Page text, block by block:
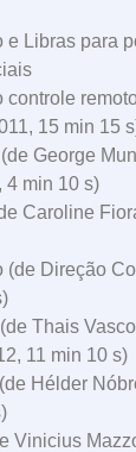
Libras para
controle
15 min 15
George
4 min 10 s)
Caroline
(de Direção
Thais
11 min 10 s)
Hélder
Vinicius